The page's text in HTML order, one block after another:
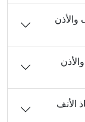
والأذن
الأنف